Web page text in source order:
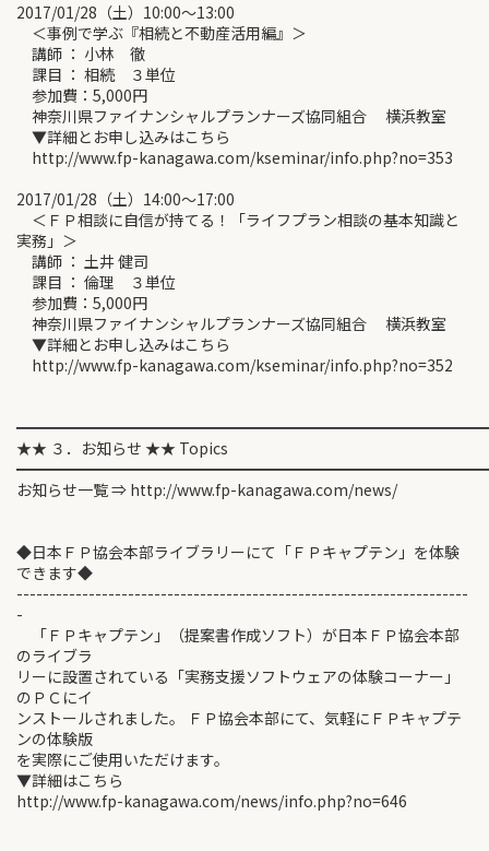
2017/01/28（土）10:00～13:00
＜事例で学ぶ『相続と不動産活用編』＞
講師 ： 小林 徹
課目 ： 相続 ３単位
参加費：5,000円
神奈川県ファイナンシャルプランナーズ協同組合 横浜教室
▼詳細とお申し込みはこちら
http://www.fp-kanagawa.com/kseminar/info.php?no=353
2017/01/28（土）14:00～17:00
＜ＦＰ相談に自信が持てる！「ライフプラン相談の基本知識と
実務」＞
講師 ： 土井 健司
課目 ： 倫理 ３単位
参加費：5,000円
神奈川県ファイナンシャルプランナーズ協同組合 横浜教室
▼詳細とお申し込みはこちら
http://www.fp-kanagawa.com/kseminar/info.php?no=352
★★ ３．お知らせ ★★ Topics
お知らせ一覧 ⇒ http://www.fp-kanagawa.com/news/
◆日本ＦＰ協会本部ライブラリーにて「ＦＰキャプテン」を体験
できます◆
---------------------------------------------------------------------
-
「ＦＰキャプテン」（提案書作成ソフト）が日本ＦＰ協会本部
のライブラ
リーに設置されている「実務支援ソフトウェアの体験コーナー」
のＰＣにイ
ンストールされました。 ＦＰ協会本部にて、気軽にＦＰキャプテ
ンの体験版
を実際にご使用いただけます。
▼詳細はこちら
http://www.fp-kanagawa.com/news/info.php?no=646